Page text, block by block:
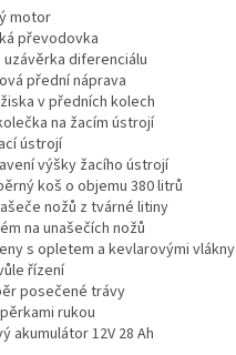
motor
převodovka
uzávěrka diferenciálu
přední náprava
v předních kolech
na žacím ústrojí
ústrojí
výšky žacího ústrojí
koš o objemu 380 litrů
nožů z tvárné litiny
na unašečích nožů
s opletem a kevlarovými vlákny
řízení
posečené trávy
rukou
akumulátor 12V 28 Ah